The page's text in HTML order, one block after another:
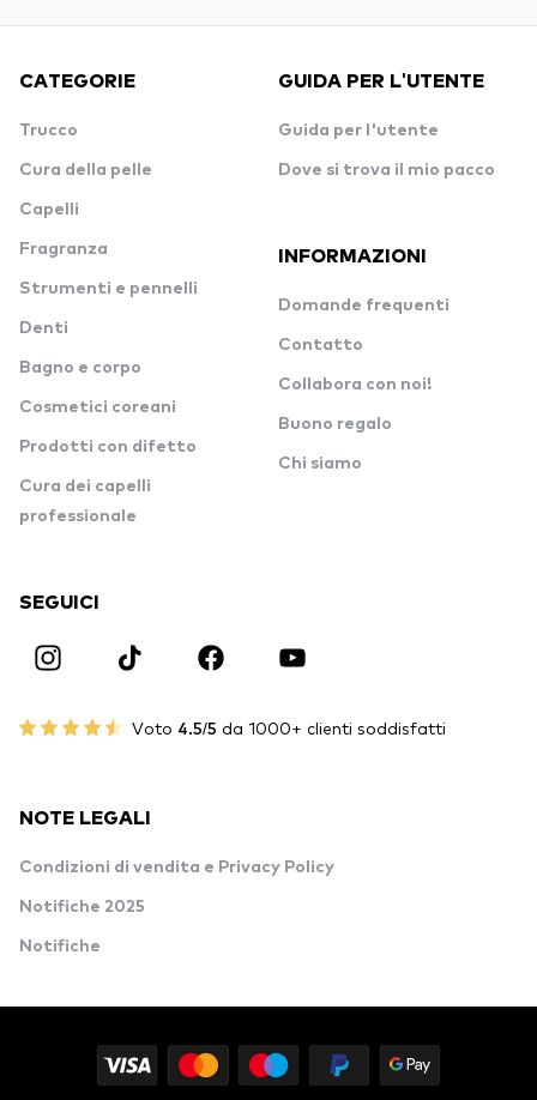
CATEGORIE
Trucco
Cura della pelle
Capelli
Fragranza
Strumenti e pennelli
Denti
Bagno e corpo
Cosmetici coreani
Prodotti con difetto
Cura dei capelli
professionale
GUIDA PER L'UTENTE
Guida per l'utente
Dove si trova il mio pacco
INFORMAZIONI
Domande frequenti
Contatto
Collabora con noi!
Buono regalo
Chi siamo
SEGUICI
Voto 4.5/5 da 1000+ clienti soddisfatti
NOTE LEGALI
Condizioni di vendita e Privacy Policy
Notifiche 2025
Notifiche